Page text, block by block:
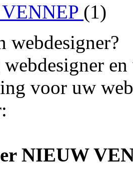
(1)
webdesigner?
webdesigner
voor uw
NIEUW